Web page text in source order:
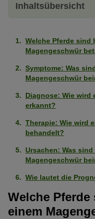
Inhaltsübersicht
Welche Pferde sind
Magengeschwür
Symptome: Was
Magengeschwür
Diagnose: Wie wird
erkannt?
Therapie: Wie wird
behandelt?
Ursachen: Was
Magengeschwür
Wie lautet die
Welche
einem